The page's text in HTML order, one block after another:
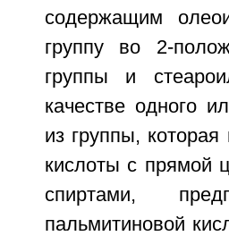
содержащим
группу во 2-
группы и
качестве одного
из группы,
кислоты с прямой
спиртами,
пальмитиновой